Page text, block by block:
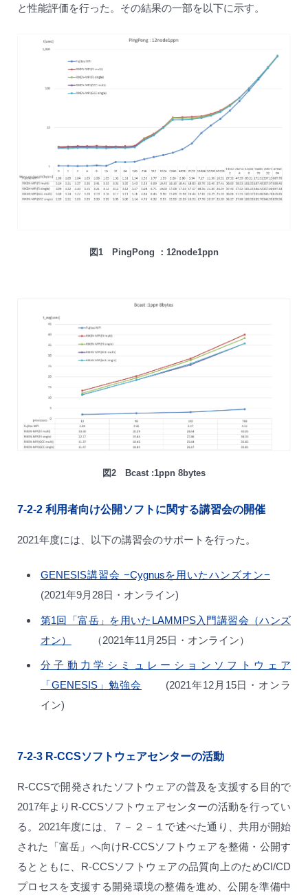
と性能評価を行った。その結果の一部を以下に示す。
図1 PingPong ：12node1ppn
図2 Bcast :1ppn 8bytes
7-2-2 利用者向け公開ソフトに関する講習会の開催
2021年度には、以下の講習会のサポートを行った。
GENESIS講習会 −Cygnusを用いたハンズオン−
(2021年9月28日・オンライン)
第1回「富岳」を用いたLAMMPS入門講習会（ハンズ
オン）
（2021年11月25日・オンライン）
分子動力学シミュレーションソフトウェア
「GENESIS」勉強会
(2021年12月15日・オンラ
イン)
7-2-3 R-CCSソフトウェアセンターの活動
R-CCSで開発されたソフトウェアの普及を支援する目的で
2017年よりR-CCSソフトウェアセンターの活動を行ってい
る。2021年度には、７－２－１で述べた通り、共用が開始
された「富岳」へ向けR-CCSソフトウェアを整備・公開す
るとともに、R-CCSソフトウェアの品質向上のためCI/CD
プロセスを支援する開発環境の整備を進め、公開を準備中